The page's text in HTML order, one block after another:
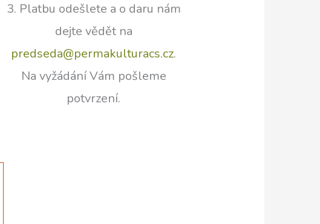
3. Platbu odešlete a o daru nám
dejte vědět na
predseda@permakulturacs.cz.
Na vyžádání Vám pošleme
potvrzení.